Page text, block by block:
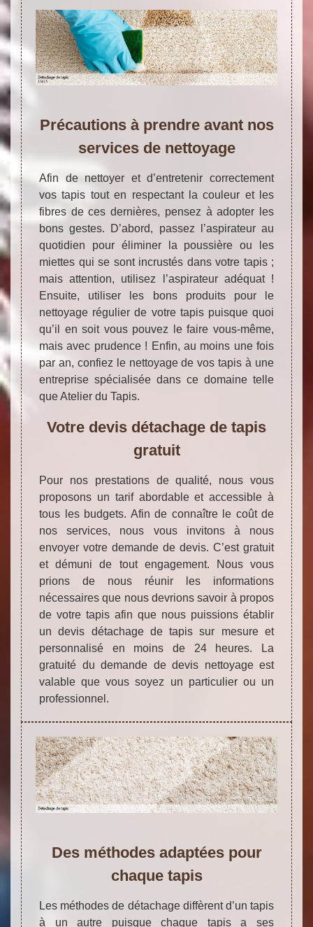
Précautions à prendre avant nos
services de nettoyage
Afin de nettoyer et d’entretenir correctement
vos tapis tout en respectant la couleur et les
fibres de ces dernières, pensez à adopter les
bons gestes. D’abord, passez l’aspirateur au
quotidien pour éliminer la poussière ou les
miettes qui se sont incrustés dans votre tapis ;
mais attention, utilisez l’aspirateur adéquat !
Ensuite, utiliser les bons produits pour le
nettoyage régulier de votre tapis puisque quoi
qu’il en soit vous pouvez le faire vous-même,
mais avec prudence ! Enfin, au moins une fois
par an, confiez le nettoyage de vos tapis à une
entreprise spécialisée dans ce domaine telle
que Atelier du Tapis.
Votre devis détachage de tapis
gratuit
Pour nos prestations de qualité, nous vous
proposons un tarif abordable et accessible à
tous les budgets. Afin de connaître le coût de
nos services, nous vous invitons à nous
envoyer votre demande de devis. C’est gratuit
et démuni de tout engagement. Nous vous
prions de nous réunir les informations
nécessaires que nous devrions savoir à propos
de votre tapis afin que nous puissions établir
un devis détachage de tapis sur mesure et
personnalisé en moins de 24 heures. La
gratuité du demande de devis nettoyage est
valable que vous soyez un particulier ou un
professionnel.
Des méthodes adaptées pour
chaque tapis
Les méthodes de détachage diffèrent d’un tapis
à un autre puisque chaque tapis a ses